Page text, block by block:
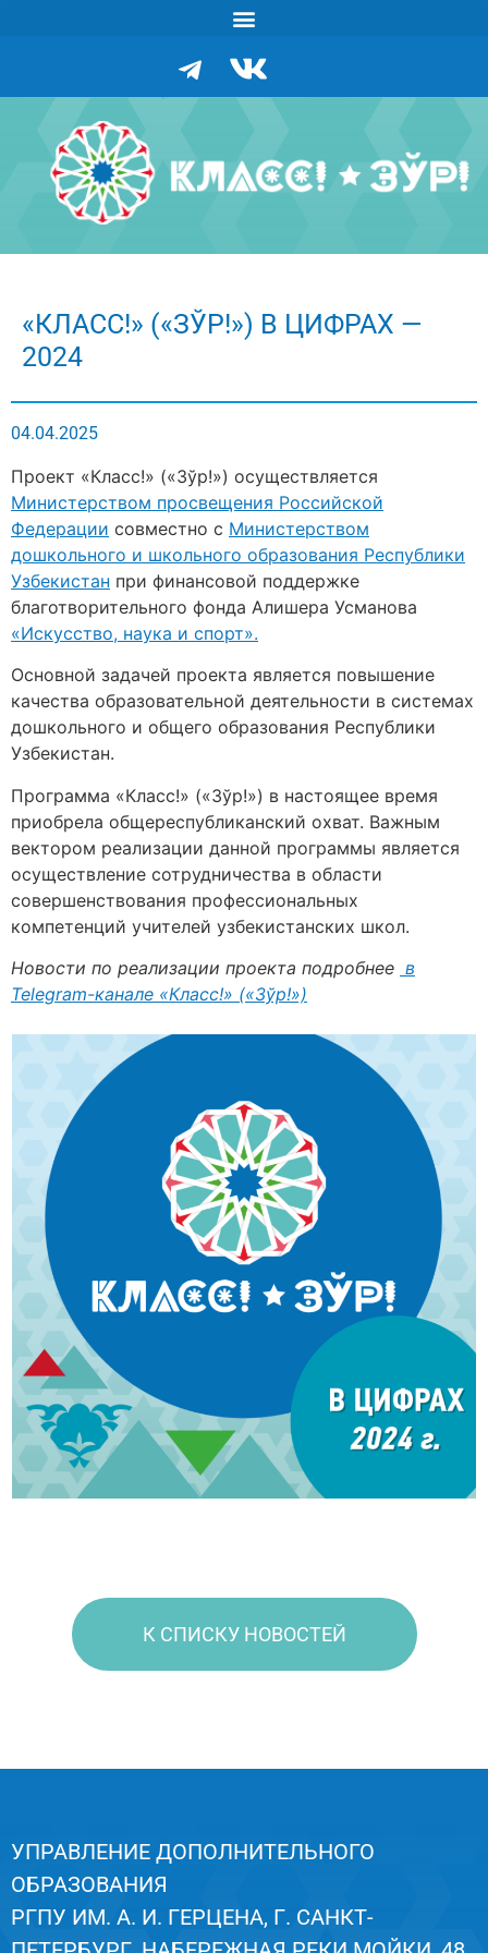
«КЛАСС!» («ЗЎР!») В ЦИФРАХ —
2024
04.04.2025
Проект «Класс!» («Зўр!») осуществляется
Министерством просвещения Российской
Федерации совместно с Министерством
дошкольного и школьного образования Республики
Узбекистан при финансовой поддержке
благотворительного фонда Алишера Усманова
«Искусство, наука и спорт».
Основной задачей проекта является повышение
качества образовательной деятельности в системах
дошкольного и общего образования Республики
Узбекистан.
Программа «Класс!» («Зўр!») в настоящее время
приобрела общереспубликанский охват. Важным
вектором реализации данной программы является
осуществление сотрудничества в области
совершенствования профессиональных
компетенций учителей узбекистанских школ.
Новости по реализации проекта подробнее в
Telegram-канале «Класс!» («Зўр!»)
К СПИСКУ НОВОСТЕЙ
УПРАВЛЕНИЕ ДОПОЛНИТЕЛЬНОГО
ОБРАЗОВАНИЯ
РГПУ ИМ. А. И. ГЕРЦЕНА, Г. САНКТ-